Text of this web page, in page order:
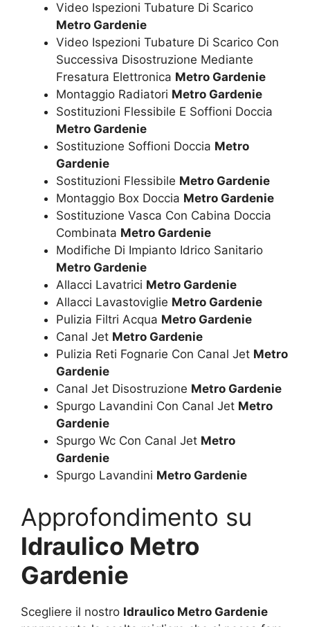
Video Ispezioni Tubature Di Scarico
Metro Gardenie
Video Ispezioni Tubature Di Scarico Con
Successiva Disostruzione Mediante
Fresatura Elettronica Metro Gardenie
Montaggio Radiatori Metro Gardenie
Sostituzioni Flessibile E Soffioni Doccia
Metro Gardenie
Sostituzione Soffioni Doccia Metro
Gardenie
Sostituzioni Flessibile Metro Gardenie
Montaggio Box Doccia Metro Gardenie
Sostituzione Vasca Con Cabina Doccia
Combinata Metro Gardenie
Modifiche Di Impianto Idrico Sanitario
Metro Gardenie
Allacci Lavatrici Metro Gardenie
Allacci Lavastoviglie Metro Gardenie
Pulizia Filtri Acqua Metro Gardenie
Canal Jet Metro Gardenie
Pulizia Reti Fognarie Con Canal Jet Metro
Gardenie
Canal Jet Disostruzione Metro Gardenie
Spurgo Lavandini Con Canal Jet Metro
Gardenie
Spurgo Wc Con Canal Jet Metro
Gardenie
Spurgo Lavandini Metro Gardenie
Approfondimento su
Idraulico Metro
Gardenie
Scegliere il nostro Idraulico Metro Gardenie